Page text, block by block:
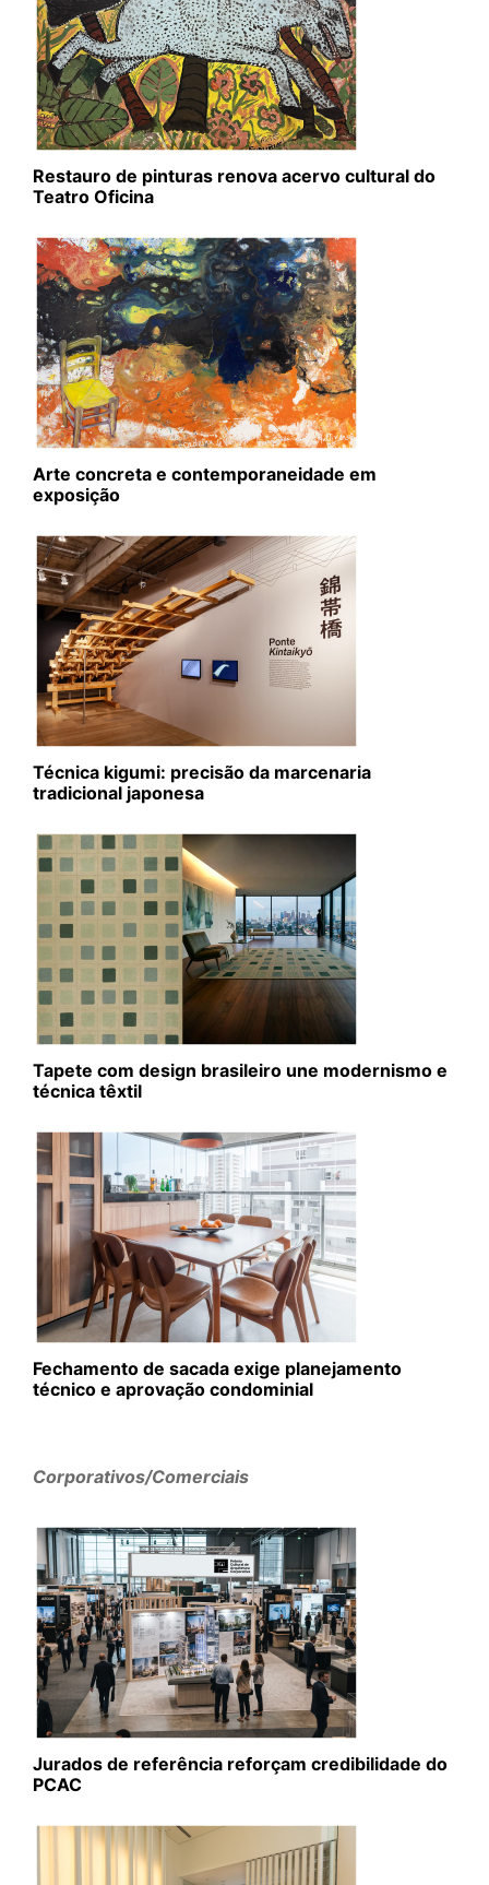
Restauro de pinturas renova acervo cultural do
Teatro Oficina
Arte concreta e contemporaneidade em
exposição
Técnica kigumi: precisão da marcenaria
tradicional japonesa
Tapete com design brasileiro une modernismo e
técnica têxtil
Fechamento de sacada exige planejamento
técnico e aprovação condominial
Corporativos/Comerciais
Jurados de referência reforçam credibilidade do
PCAC